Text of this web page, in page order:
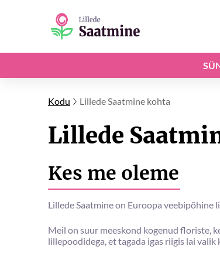
Kodu Lillede Saatmine kohta
Lillede
Kes me oleme
Lillede Saatmine on Euroopa
Meil on suur meeskond kogenud floriste,
lillepoodidega, et tagada igas riigis lai